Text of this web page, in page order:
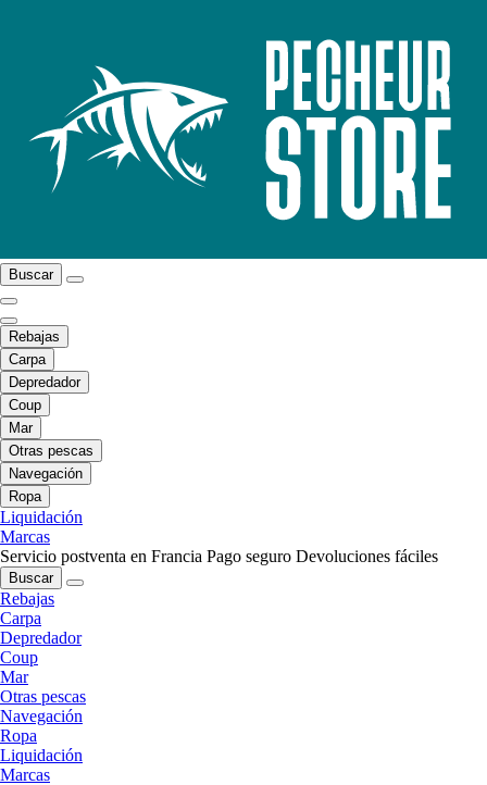
Buscar
Rebajas
Carpa
Depredador
Coup
Mar
Otras pescas
Navegación
Ropa
Liquidación
Marcas
Servicio postventa en Francia Pago seguro Devoluciones fáciles
Buscar
Rebajas
Carpa
Depredador
Coup
Mar
Otras pescas
Navegación
Ropa
Liquidación
Marcas